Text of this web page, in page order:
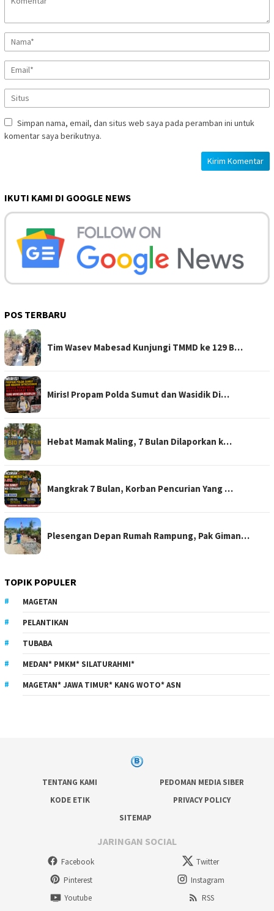
Simpan nama, email, dan situs web saya pada peramban ini untuk
komentar saya berikutnya.
IKUTI KAMI DI GOOGLE NEWS
POS TERBARU
Tim Wasev Mabesad Kunjungi TMMD ke 129 B…
Miris! Propam Polda Sumut dan Wasidik Di…
Hebat Mamak Maling, 7 Bulan Dilaporkan k…
Mangkrak 7 Bulan, Korban Pencurian Yang …
Plesengan Depan Rumah Rampung, Pak Giman…
TOPIK POPULER
MAGETAN
PELANTIKAN
TUBABA
MEDAN* PMKM* SILATURAHMI*
MAGETAN* JAWA TIMUR* KANG WOTO* ASN
TENTANG KAMI
PEDOMAN MEDIA SIBER
KODE ETIK
PRIVACY POLICY
SITEMAP
JARINGAN SOCIAL
Facebook
Twitter
Pinterest
Instagram
Youtube
RSS